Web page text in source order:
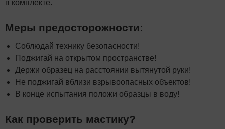
в комплекте.
Меры предосторожности:
Соблюдай технику безопасности!
Поджигай на открытом пространстве!
Держи образец на расстоянии вытянутой руки!
Не поджигай вблизи взрывоопасных объектов!
В конце испытания положи образцы в воду!
Как проверить мастику?